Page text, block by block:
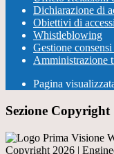
Dichiarazione di
Obiettivi di
Whistleblowing
Gestione
Amministrazione
Pagina
Sezione Copyright
Copyright 2026 |